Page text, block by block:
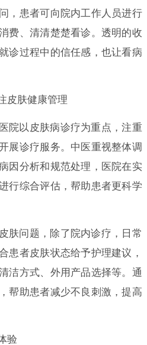
，患者可向院内工作人员进行
费、清清楚楚看诊。透明的收
诊过程中的信任感，也让看病
皮肤健康管理
院以皮肤病诊疗为重点，注重
展诊疗服务。中医重视整体调
因分析和规范处理，医院在实
行综合评估，帮助患者更科学
肤问题，除了院内诊疗，日常
患者皮肤状态给予护理建议，
洁方式、外用产品选择等。通
帮助患者减少不良刺激，提高
验